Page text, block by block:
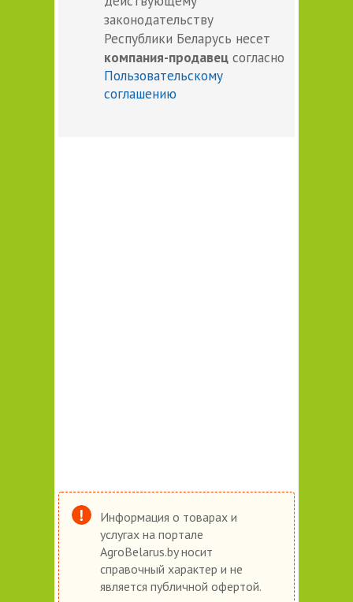
законодательству
Республики Беларусь несет
компания-продавец согласно
Пользовательскому
соглашению
Информация о товарах и
услугах на портале
AgroBelarus.by носит
справочный характер и не
является публичной офертой.